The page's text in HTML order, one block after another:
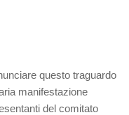
questo traguardo
manifestazione
del comitato